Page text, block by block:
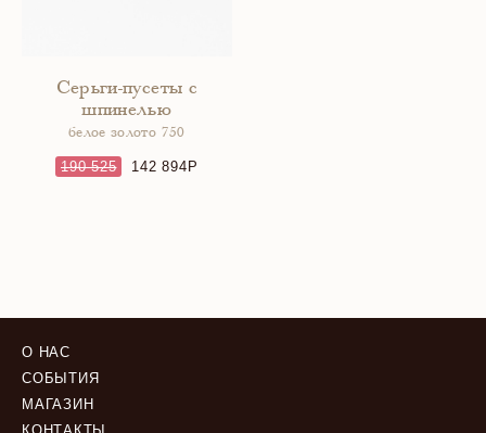
Серьги-пусеты с
шпинелью
белое золото 750
190 525 142 894
О НАС
СОБЫТИЯ
МАГАЗИН